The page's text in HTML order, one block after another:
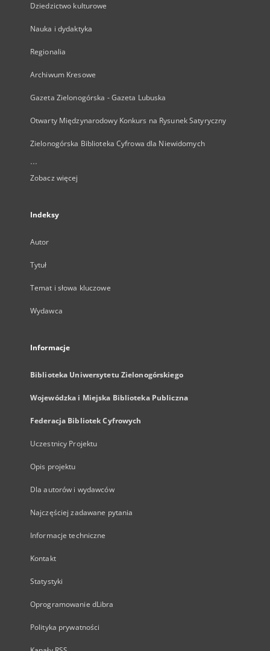
Dziedzictwo kulturowe
Nauka i dydaktyka
Regionalia
Archiwum Kresowe
Gazeta Zielonogórska - Gazeta Lubuska
Otwarty Międzynarodowy Konkurs na Rysunek Satyryczny
Zielonogórska Biblioteka Cyfrowa dla Niewidomych
...
Zobacz więcej
Indeksy
Autor
Tytuł
Temat i słowa kluczowe
Wydawca
Informacje
Biblioteka Uniwersytetu Zielonogórskiego
Wojewódzka i Miejska Biblioteka Publiczna
Federacja Bibliotek Cyfrowych
Uczestnicy Projektu
Opis projektu
Dla autorów i wydawców
Najczęściej zadawane pytania
Informacje techniczne
Kontakt
Statystyki
Oprogramowanie dLibra
Polityka prywatności